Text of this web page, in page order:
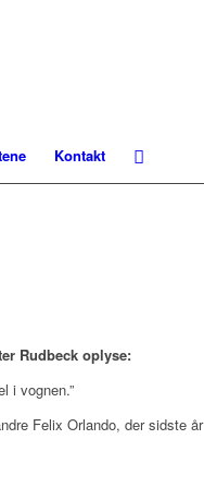
Kontakt
Rudbeck oplyse:
i vognen.”
Felix Orlando, der sidste år